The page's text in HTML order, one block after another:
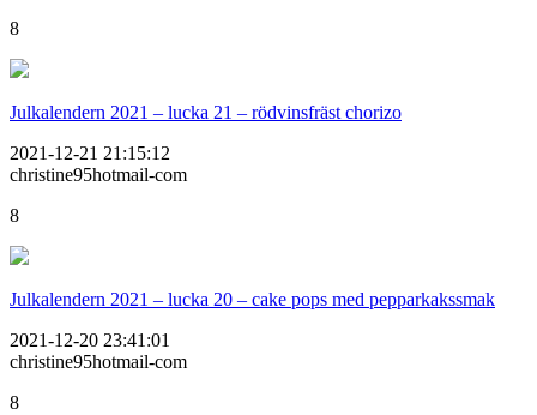
8
Julkalendern 2021 – lucka 21 – rödvinsfräst chorizo
2021-12-21 21:15:12
christine95hotmail-com
8
Julkalendern 2021 – lucka 20 – cake pops med pepparkakssmak
2021-12-20 23:41:01
christine95hotmail-com
8